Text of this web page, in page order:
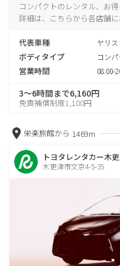
コンパクトのレンタル、お
詳細は、こちらから各店舗に
代表車種 ヤリス
ボディタイプ コンパ
営業時間 08:00-
3～6時間まで6,160円
免責補償制度1,100円
栄楽旅館から 1469m
トヨタレンタカー木
木更津市文京4-5-35